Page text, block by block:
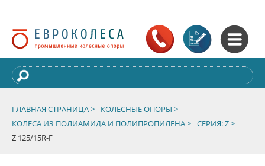
ГЛАВНАЯ СТРАНИЦА >
КОЛЕСНЫЕ ОПОРЫ >
КОЛЕСА ИЗ ПОЛИАМИДА И ПОЛИПРОПИЛЕНА > СЕРИЯ: Z >
Z 125/15R-F